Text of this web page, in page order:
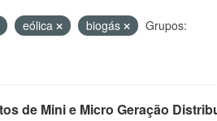
eólica biogás
Grupos:
de Mini e Micro Geração